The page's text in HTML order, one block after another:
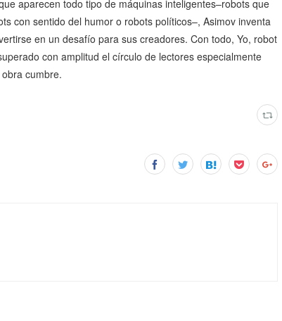
aparecen todo tipo de máquinas inteligentes–robots que
con sentido del humor o robots políticos–, Asimov inventa
en un desafío para sus creadores. Con todo, Yo, robot
con amplitud el círculo de lectores especialmente
cumbre.